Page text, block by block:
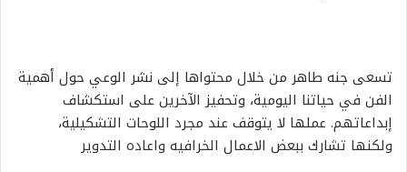
تسعى جنه طاهر من خلال محتواها إلى نشر الوعي حول أهمية
الفن في حياتنا اليومية، وتحفيز الآخرين على استكشاف
إبداعاتهم. عملها لا يتوقف عند مجرد اللوحات التشكيلية،
ولكنها تشارك ببعض الاعمال الخرافيه واعاده التدوير